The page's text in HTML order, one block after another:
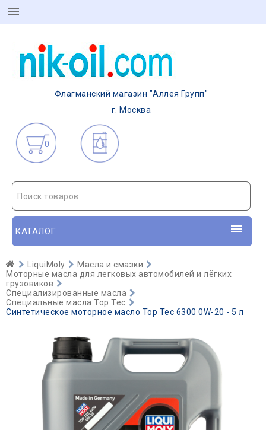
Флагманский магазин "Аллея Групп"
г. Москва
0
Поиск товаров
КАТАЛОГ
LiquiMoly
Масла и смазки
Моторные масла для легковых автомобилей и лёгких
грузовиков
Специализированные масла
Специальные масла Top Tec
Синтетическое моторное масло Top Tec 6300 0W-20 - 5 л